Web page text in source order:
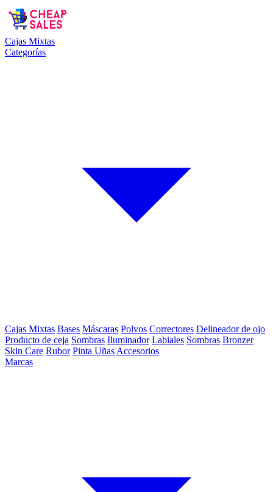
Cajas Mixtas
Categorías
Cajas Mixtas Bases Máscaras Polvos Correctores Delineador de ojo
Producto de ceja Sombras Iluminador Labiales Sombras Bronzer
Skin Care Rubor Pinta Uñas Accesorios
Marcas